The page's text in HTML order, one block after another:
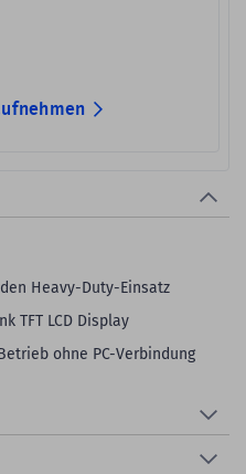
Heavy-Duty-Einsatz
TFT LCD Display
ohne PC-Verbindung